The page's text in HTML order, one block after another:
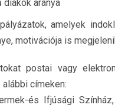
diákok aránya
amelyek
motivációja is
postai vagy
címeken:
és Ifjúsági